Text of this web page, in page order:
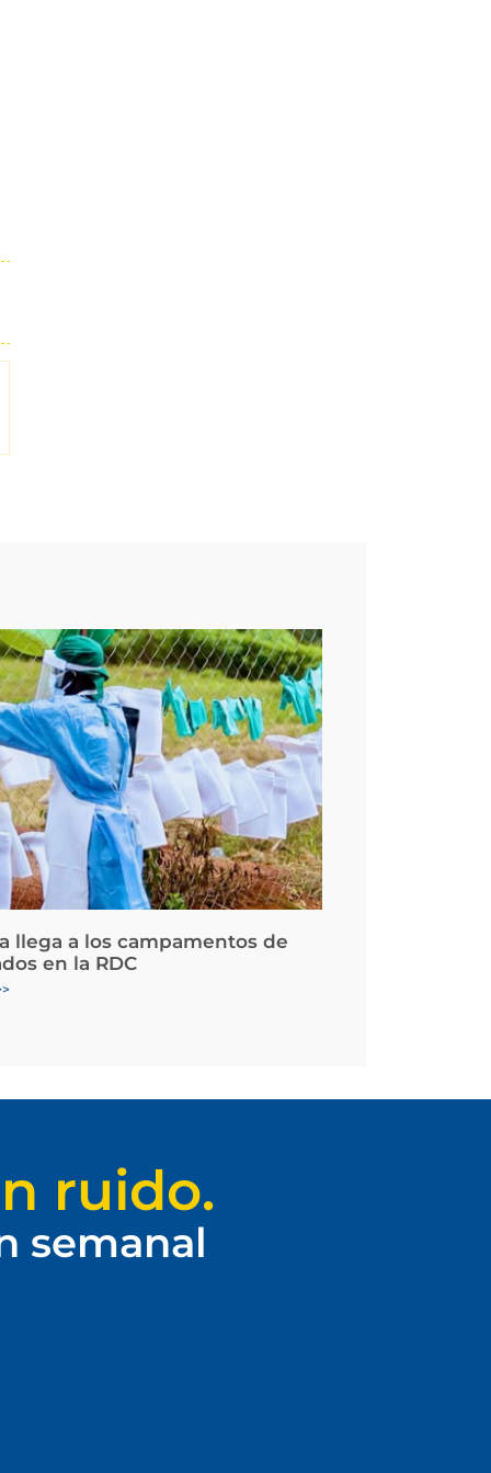
llega a los campamentos de
en la RDC
ruido.
semanal